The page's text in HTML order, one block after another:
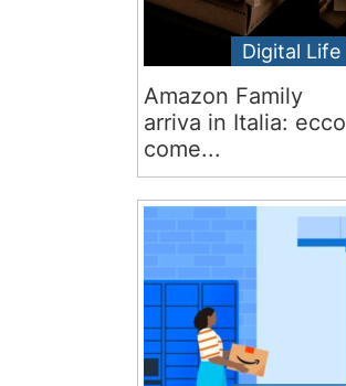
Digital Life
Amazon Family
arriva in Italia: ecco
come...